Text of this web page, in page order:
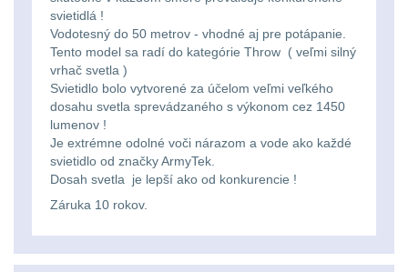
svetlá
Kapesní
svítilny
Policejní
svítilny
Vyhledávací
svítilny
Cestovní batohy a
tašky6
Dětské batohy
Brašne a tašky
Ledvinky60
Duffle bagy25
Univerzalní tašky60
svietidlá !
Vodotesný do 50 metrov - vhodné aj pre potápanie.
Tento model sa radí do kategórie Throw ( veľmi silný
vrhač svetla )
Svietidlo bolo vytvorené za účelom veľmi veľkého
dosahu svetla sprevádzaného s výkonom cez 1450
lumenov !
Je extrémne odolné voči nárazom a vode ako každé
svietidlo od značky ArmyTek.
Dosah svetla je lepší ako od konkurencie !
Záruka 10 rokov.